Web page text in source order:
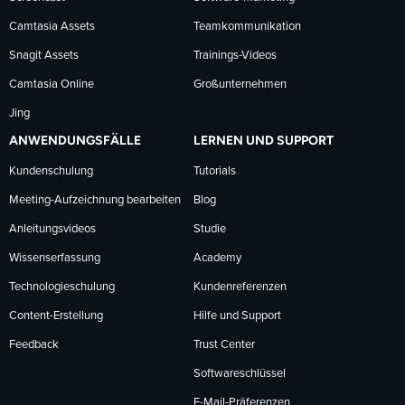
Camtasia Assets
Snagit Assets
Camtasia Online
Jing
Teamkommunikation
Trainings-Videos
Großunternehmen
ANWENDUNGSFÄLLE
Kundenschulung
Meeting-Aufzeichnung bearbeiten
Anleitungsvideos
Wissenserfassung
Technologieschulung
Content-Erstellung
Feedback
LERNEN UND SUPPORT
Tutorials
Blog
Studie
Academy
Kundenreferenzen
Hilfe und Support
Trust Center
Softwareschlüssel
E-Mail-Präferenzen